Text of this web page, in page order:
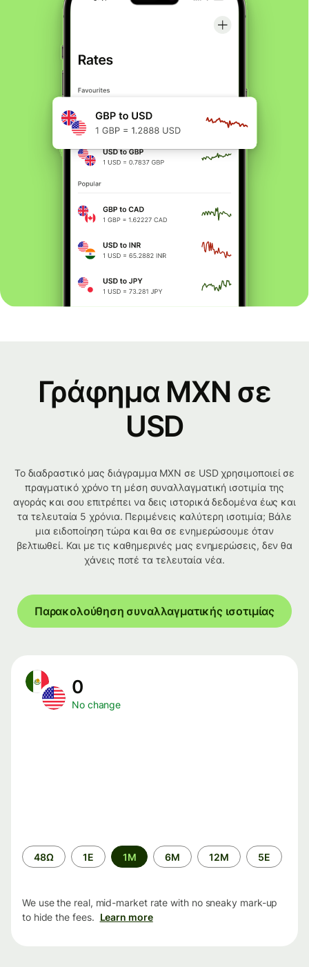
Γράφημα MXN σε
USD
Το διαδραστικό μας διάγραμμα MXN σε USD χρησιμοποιεί σε
πραγματικό χρόνο τη μέση συναλλαγματική ισοτιμία της
αγοράς και σου επιτρέπει να δεις ιστορικά δεδομένα έως και
τα τελευταία 5 χρόνια. Περιμένεις καλύτερη ισοτιμία; Βάλε
μια ειδοποίηση τώρα και θα σε ενημερώσουμε όταν
βελτιωθεί. Και με τις καθημερινές μας ενημερώσεις, δεν θα
χάνεις ποτέ τα τελευταία νέα.
Παρακολούθηση συναλλαγματικής ισοτιμίας
0
No change
Time
period
48Ω 1Ε 1M 6M 12M 5Ε
We use the real, mid-market rate with no sneaky mark-up
to hide the fees. Learn more